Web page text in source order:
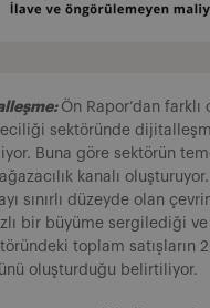
Ön Rapor’dan
sektöründe
Buna göre sektörün
kanalı
sınırlı düzeyde olan
bir büyüme sergilediği
toplam satışların
oluşturduğu belirtiliyor.